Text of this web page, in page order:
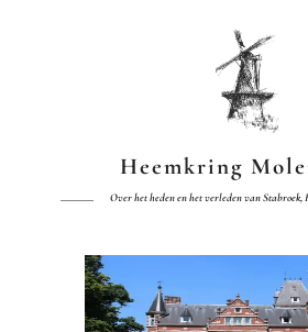
Heemkring
Over het heden en het verleden van Stabroek,